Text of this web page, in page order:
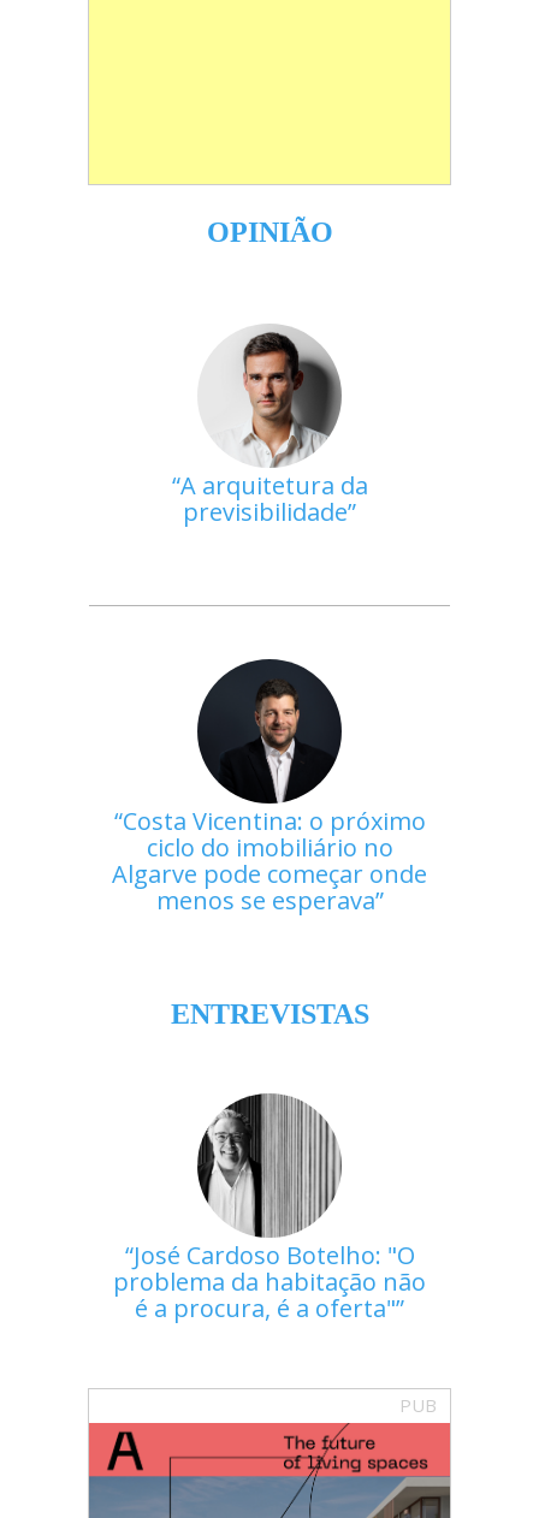
OPINIÃO
A arquitetura da
previsibilidade
Costa Vicentina: o próximo
ciclo do imobiliário no
Algarve pode começar onde
menos se esperava
ENTREVISTAS
José Cardoso Botelho: "O
problema da habitação não
é a procura, é a oferta"
PUB